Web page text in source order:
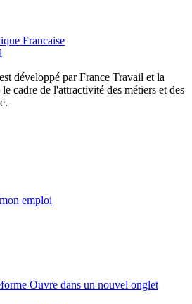
développé par France Travail et la
cadre de l'attractivité des métiers et des
emploi
Ouvre dans un nouvel onglet